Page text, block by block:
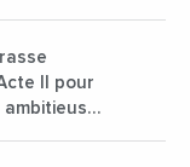
II pour